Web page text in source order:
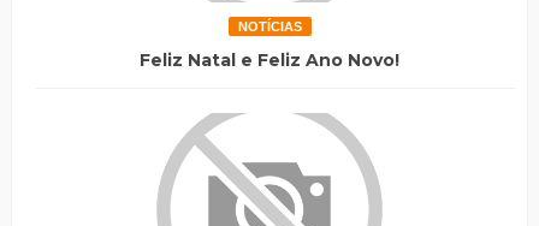
NOTÍCIAS
Feliz Natal e Feliz Ano Novo!